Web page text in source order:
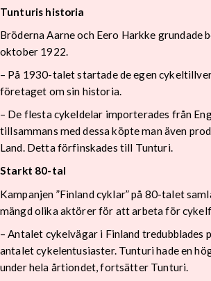
Tunturis historia
Bröderna Aarne och Eero Harkke grundade
oktober 1922.
– På 1930-talet startade de egen
företaget om sin historia.
– De flesta cykeldelar importerades från
tillsammans med dessa köpte man även
Land. Detta förfinskades till Tunturi.
Starkt 80-tal
Kampanjen ”Finland cyklar” på 80-talet
mängd olika aktörer för att arbeta för
– Antalet cykelvägar i Finland tredubblades
antalet cykelentusiaster. Tunturi hade en
under hela årtiondet, fortsätter Tunturi.